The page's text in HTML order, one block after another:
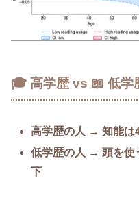
🎓 高学歴 vs 📖 低学
高学歴の人 →知能は
低学歴の人 →頭を使
下